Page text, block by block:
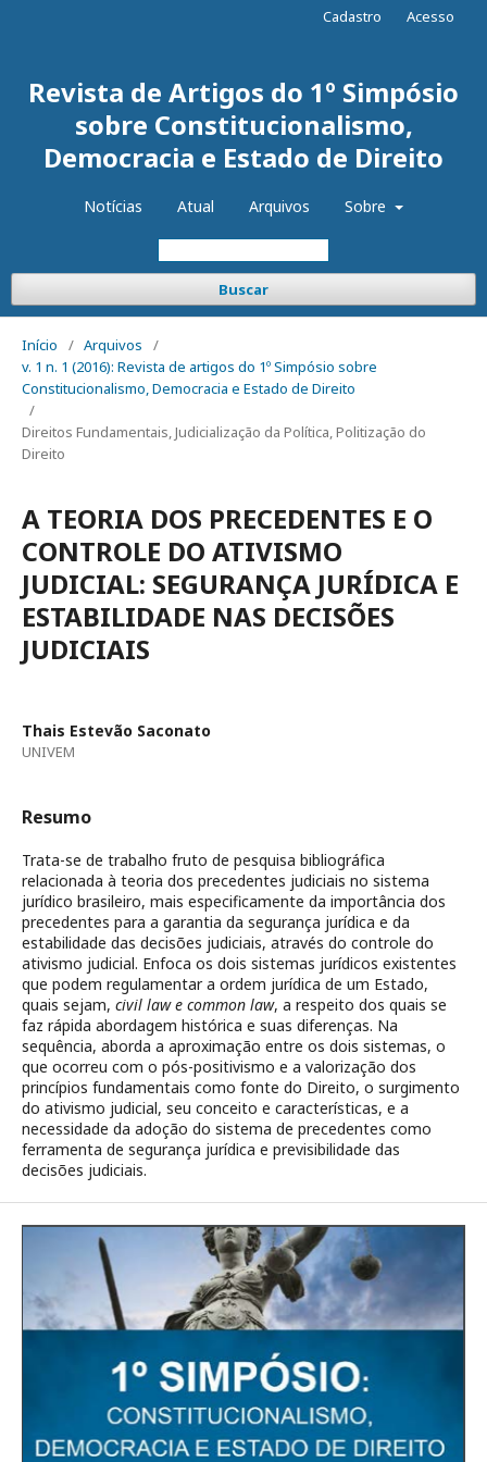
Revista de Artigos do 1º Simpósio
sobre Constitucionalismo,
Democracia e Estado de Direito
Notícias Atual Arquivos Sobre
Buscar
Cadastro Acesso
Início / Arquivos
/
v. 1 n. 1 (2016): Revista de artigos do 1º Simpósio sobre
Constitucionalismo, Democracia e Estado de Direito
/
Direitos Fundamentais, Judicialização da Política, Politização do
Direito
A TEORIA DOS PRECEDENTES E O
CONTROLE DO ATIVISMO
JUDICIAL: SEGURANÇA JURÍDICA E
ESTABILIDADE NAS DECISÕES
JUDICIAIS
Thais Estevão Saconato
UNIVEM
Resumo
Trata-se de trabalho fruto de pesquisa bibliográfica
relacionada à teoria dos precedentes judiciais no sistema
jurídico brasileiro, mais especificamente da importância dos
precedentes para a garantia da segurança jurídica e da
estabilidade das decisões judiciais, através do controle do
ativismo judicial. Enfoca os dois sistemas jurídicos existentes
que podem regulamentar a ordem jurídica de um Estado,
quais sejam, civil law e common law, a respeito dos quais se
faz rápida abordagem histórica e suas diferenças. Na
sequência, aborda a aproximação entre os dois sistemas, o
que ocorreu com o pós-positivismo e a valorização dos
princípios fundamentais como fonte do Direito, o surgimento
do ativismo judicial, seu conceito e características, e a
necessidade da adoção do sistema de precedentes como
ferramenta de segurança jurídica e previsibilidade das
decisões judiciais.